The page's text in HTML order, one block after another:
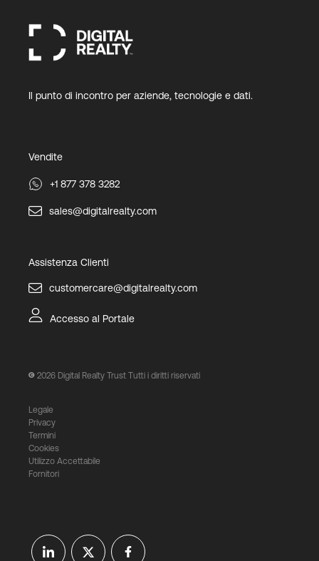
Il punto di incontro per aziende, tecnologie e dati.
Vendite
+1 877 378 3282
sales@digitalrealty.com
Assistenza Clienti
customercare@digitalrealty.com
Accesso al Portale
2026 Digital Realty Trust Tutti i diritti riservati
Legale
Privacy
Termini
Cookies
Utilizzo Accettabile
Fornitori